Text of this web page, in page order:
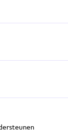
van hun
en leden.